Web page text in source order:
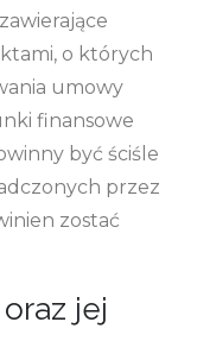
o których
umowy
finansowe
być ściśle
przez
zostać
jej